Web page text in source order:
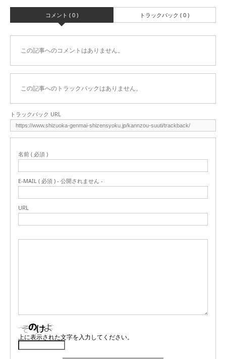
コメント ( 0 ) トラックバック ( 0 )
この記事へのコメントはありません。
この記事へのトラックバックはありません。
トラックバック URL
名前 ( 必須 )
E-MAIL ( 必須 ) - 公開されません -
URL
上に表示された文字を入力してください。